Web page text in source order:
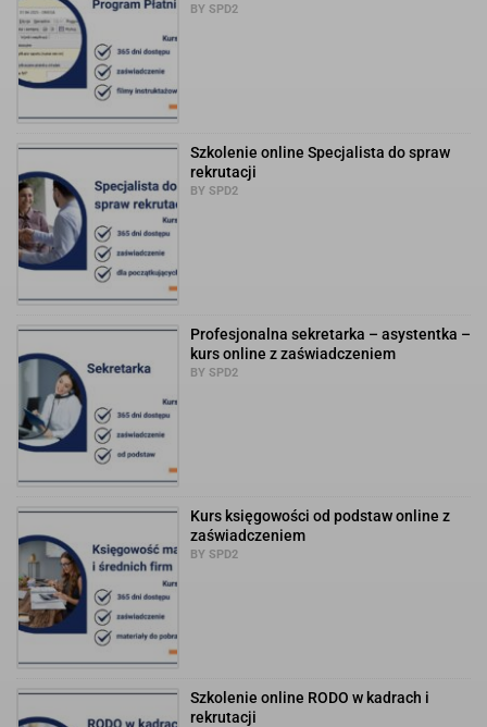
BY SPD2
Szkolenie online Specjalista do spraw
rekrutacji
BY SPD2
Profesjonalna sekretarka – asystentka –
kurs online z zaświadczeniem
BY SPD2
Kurs księgowości od podstaw online z
zaświadczeniem
BY SPD2
Szkolenie online RODO w kadrach i
rekrutacji